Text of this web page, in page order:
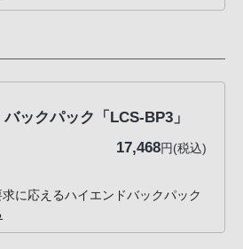
バックパック「LCS-BP3」
17,468円(税込)
に応えるハイエンドバックパック